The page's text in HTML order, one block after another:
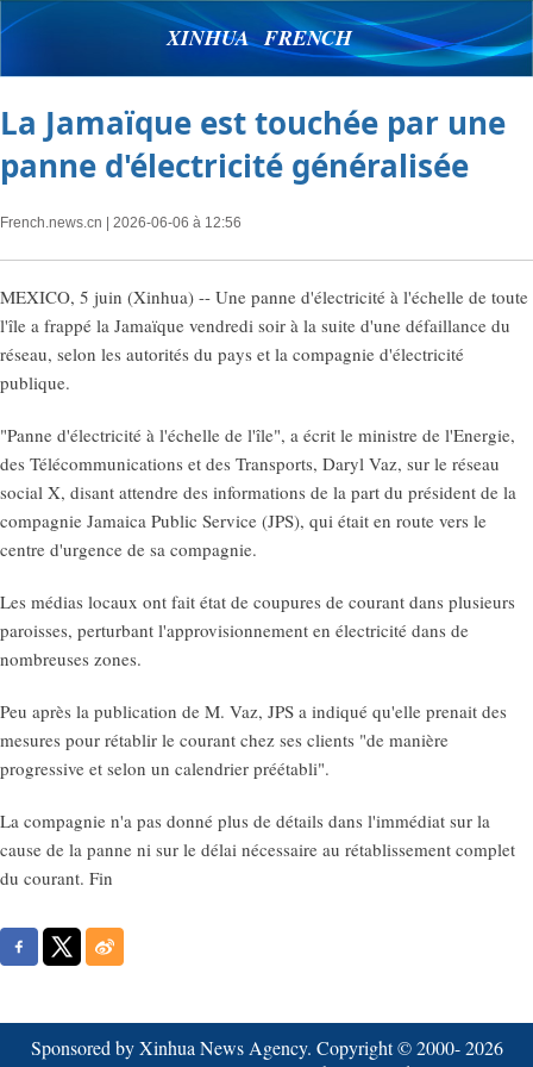
XINHUA FRENCH
La Jamaïque est touchée par une
panne d'électricité généralisée
French.news.cn | 2026-06-06 à 12:56
MEXICO, 5 juin (Xinhua) -- Une panne d'électricité à l'échelle de toute
l'île a frappé la Jamaïque vendredi soir à la suite d'une défaillance du
réseau, selon les autorités du pays et la compagnie d'électricité
publique.
"Panne d'électricité à l'échelle de l'île", a écrit le ministre de l'Energie,
des Télécommunications et des Transports, Daryl Vaz, sur le réseau
social X, disant attendre des informations de la part du président de la
compagnie Jamaica Public Service (JPS), qui était en route vers le
centre d'urgence de sa compagnie.
Les médias locaux ont fait état de coupures de courant dans plusieurs
paroisses, perturbant l'approvisionnement en électricité dans de
nombreuses zones.
Peu après la publication de M. Vaz, JPS a indiqué qu'elle prenait des
mesures pour rétablir le courant chez ses clients "de manière
progressive et selon un calendrier préétabli".
La compagnie n'a pas donné plus de détails dans l'immédiat sur la
cause de la panne ni sur le délai nécessaire au rétablissement complet
du courant. Fin
Sponsored by Xinhua News Agency. Copyright © 2000-2026